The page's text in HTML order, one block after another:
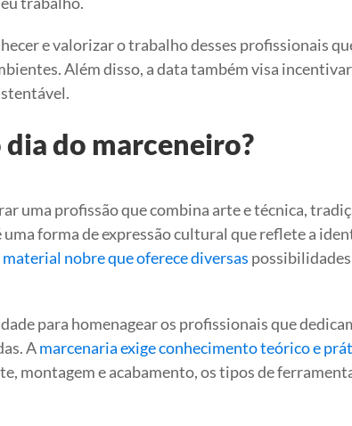
e valorizar o trabalho desses profissionais
Além disso, a data também visa
do marceneiro?
uma profissão que combina arte e técnica,
forma de expressão cultural que reflete a
nobre que oferece diversas possibilidades
para homenagear os profissionais que
Amarcenaria exige conhecimento teórico e
montagem e acabamento, os tipos de